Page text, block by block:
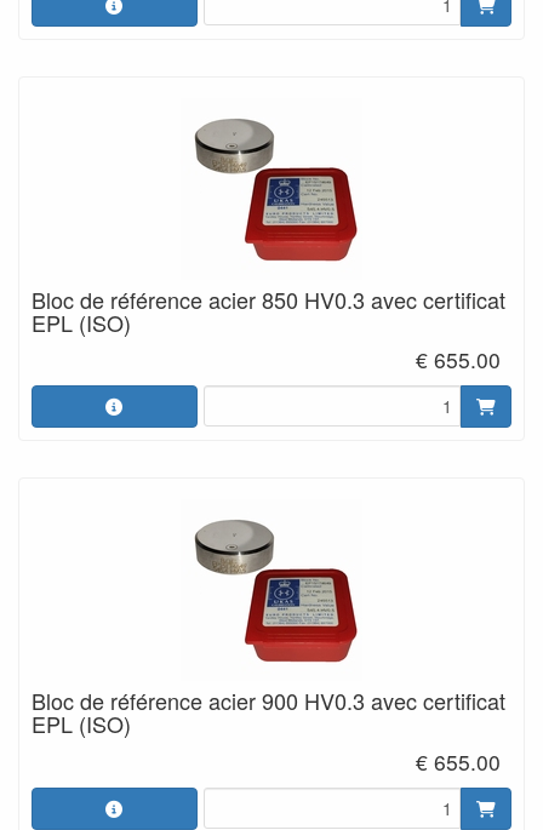
Bloc de référence acier 850 HV0.3 avec certificat
EPL (ISO)
€ 655.00
Bloc de référence acier 900 HV0.3 avec certificat
EPL (ISO)
€ 655.00